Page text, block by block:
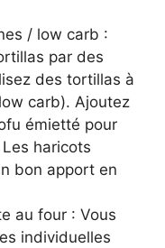
/ low carb :
par des
des tortillas à
carb). Ajoutez
émietté pour
haricots
bon apport en
au four : Vous
individuelles